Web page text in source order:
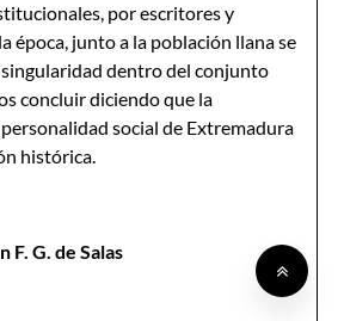
por escritores y
época, junto a la población llana se
dentro del conjunto
concluir diciendo que la
social de Extremadura
histórica.
F. G. de Salas